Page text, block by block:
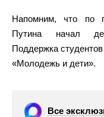
Напомним, что по
Путина начал
Поддержка
«Молодежь и дети».
Все